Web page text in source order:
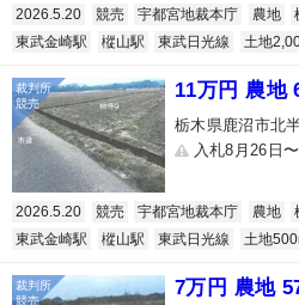
2026.5.20 競売 宇都宮地裁本庁 農地
東武金崎駅
樅山駅 東武日光線 土地
11万円 農地
栃木県鹿沼市北
入札8月26日〜
2026.5.20 競売 宇都宮地裁本庁 農地
東武金崎駅
樅山駅 東武日光線 土地
7万円 農地